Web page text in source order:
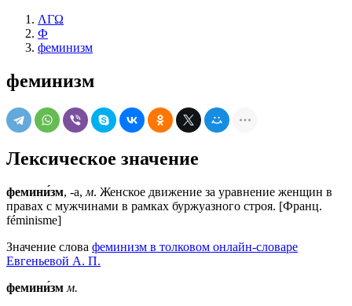
ΛΓΩ
Ф
феминизм
феминизм
Лексическое значение
фемини́зм, -а, м. Женское движение за уравнение женщин в
правах с мужчинами в рамках буржуазного строя. [Франц.
féminisme]
Значение слова феминизм в толковом онлайн-словаре
Евгеньевой А. П.
фемини́зм м.